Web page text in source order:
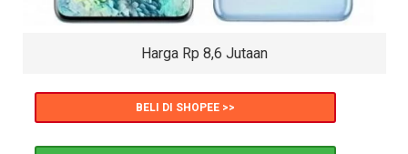
Harga Rp 8,6 Jutaan
BELI DI SHOPEE >>